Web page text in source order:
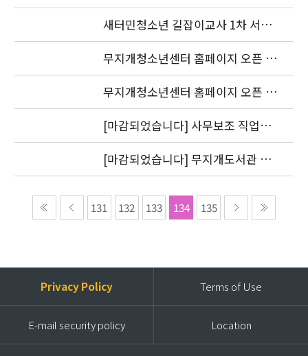
새터민청소년 길잡이교사 1차 서류
합격자 발표
무지개청소년센터 홈페이지 오픈 기
념 이벤트 당첨자 발표
무지개청소년센터 홈페이지 오픈 기
념 77 이벤트
[마감되었습니다] 사무보조 직업체
험연수생 모집
[마감되었습니다] 무지개도서관 직
장체험연수생 모집
131 132 133 134 135
Privacy Policy Terms of Use
E-mail security policy Location